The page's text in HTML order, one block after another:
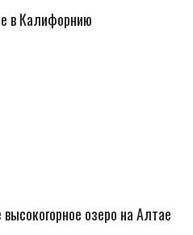
в Калифорнию
озеро на Алтае